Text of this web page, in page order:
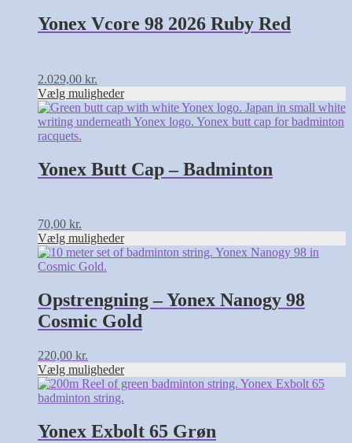
Yonex Vcore 98 2026 Ruby Red
2.029,00 kr.
Vælg muligheder
varianter.
Mulighederne
på
varesiden
Yonex Butt Cap – Badminton
70,00 kr.
Vælg muligheder
Dette
vare
har
varianter.
Mulighederne
på
varesiden
Opstrengning – Yonex Nanogy 98
Cosmic Gold
220,00 kr.
Vælg muligheder
Yonex Exbolt 65 Grøn